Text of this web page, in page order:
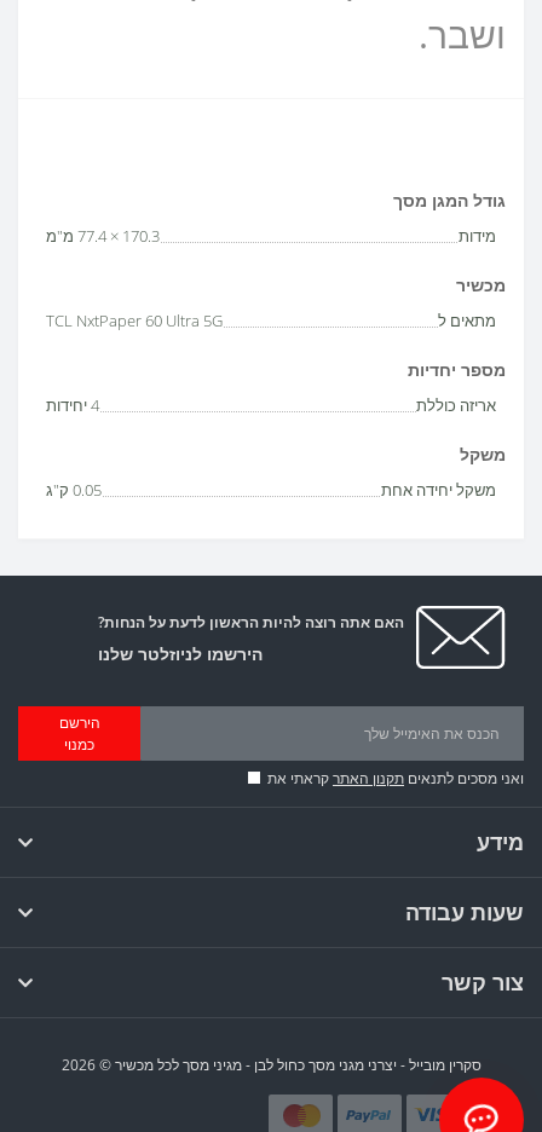
ושבר.
גודל המגן מסך
מידות 170.3 × 77.4 מ"מ
מכשיר
מתאים ל TCL NxtPaper 60 Ultra 5G
מספר יחדיות
אריזה כוללת 4 יחידות
משקל
משקל יחידה אחת 0.05 ק"ג
האם אתה רוצה להיות הראשון לדעת על הנחות?
הירשמו לניוזלטר שלנו
הירשם
כמנוי
ואני מסכים לתנאים תקנון האתרקראתי את
מידע
שעות עבודה
צור קשר
סקרין מובייל - יצרני מגני מסך כחול לבן - מגיני מסך לכל מכשיר © 2026